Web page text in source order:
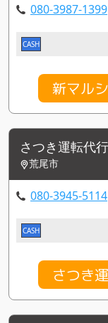
080-3987-1399
CASH
新マル
さつき運転代行
荒尾市
080-3945-5114
CASH
さつき